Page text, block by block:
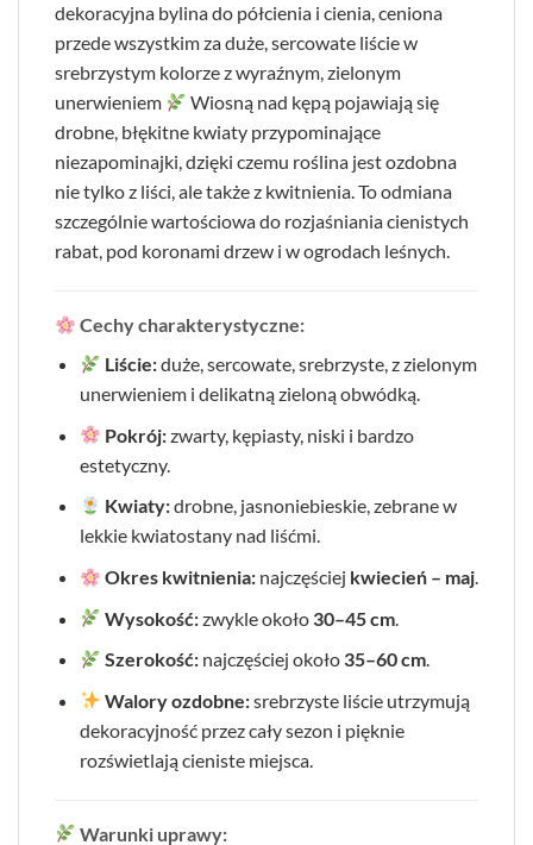
dekoracyjna bylina do półcienia i cienia, ceniona
przede wszystkim za duże, sercowate liście w
srebrzystym kolorze z wyraźnym, zielonym
unerwieniem
Wiosną nad kępą pojawiają się
drobne, błękitne kwiaty przypominające
niezapominajki, dzięki czemu roślina jest ozdobna
nie tylko z liści, ale także z kwitnienia. To odmiana
szczególnie wartościowa do rozjaśniania cienistych
rabat, pod koronami drzew i w ogrodach leśnych.
Cechy charakterystyczne:
Liście:duże, sercowate, srebrzyste, z zielonym
unerwieniem i delikatną zieloną obwódką.
Pokrój:zwarty, kępiasty, niski i bardzo
estetyczny.
Kwiaty:drobne, jasnoniebieskie, zebrane w
lekkie kwiatostany nad liśćmi.
Okres kwitnienia: najczęściej kwiecień – maj.
Wysokość:zwykle około 30–45 cm
Szerokość: najczęściej około 35–60 cm.
Walory ozdobne:srebrzyste liście utrzymują
dekoracyjność przez cały sezon i pięknie
rozświetlają cieniste miejsca.
Warunki uprawy: